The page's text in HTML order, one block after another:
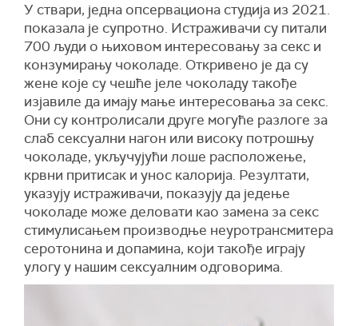
У ствари, једна опсервациона студија из 2021.
показала је супротно. Истраживачи су питали
700 људи о њиховом интересовању за секс и
конзумирању чоколаде. Откривено је да су
жене које су чешће јеле чоколаду такође
изјавиле да имају мање интересовања за секс.
Они су контролисали друге могуће разлоге за
слаб сексуални нагон или високу потрошњу
чоколаде, укључујући лоше расположење,
крвни притисак и унос калорија. Резултати,
указују истраживачи, показују да једење
чоколаде може деловати као замена за секс
стимулисањем производње неуротрансмитера
серотонина и допамина, који такође играју
улогу у нашим сексуалним одговорима.